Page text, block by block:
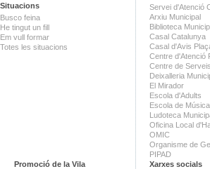
Situacions
Busco feina
He tingut un fill
Em vull formar
Totes les situacions
Servei d'Atenció
Arxiu Municipal
Biblioteca
Casal Catalunya
Casal d'Avis
Centre d'Atenció
Centre de Serveis
Deixalleria
El Mirador
Escola d'Adults
Escola de Música
Ludoteca
Oficina Local
OMIC
Organisme de
PIPAD
Promoció de la Vila
Xarxes socials